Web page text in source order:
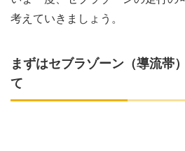
考えていきましょう。
まずはセブラゾーン（導流帯
て